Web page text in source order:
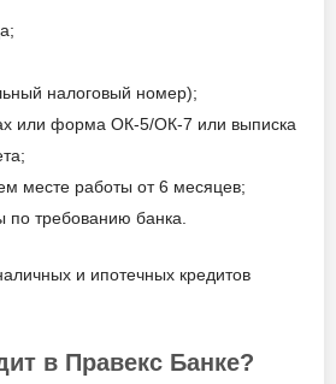
налоговый номер);
или форма ОК-5/ОК-7 или выписка
месте работы от 6 месяцев;
по требованию банка.
и ипотечных кредитов
в Правекс Банке?